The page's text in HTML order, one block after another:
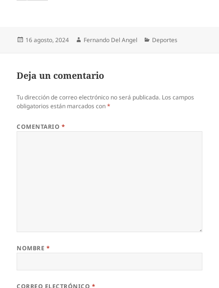
Publicado
16 agosto, 2024 Autor
Fernando Del Angel Categorías
Deportes
Deja un comentario
Tu dirección de correo electrónico no será publicada. Los campos
obligatorios están marcados con*
COMENTARIO *
NOMBRE *